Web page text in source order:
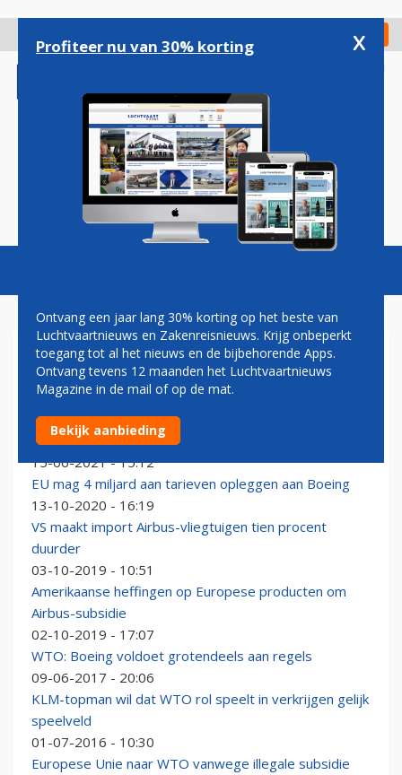
gaan
Check in
Magazine Podcasts Vacatures
WTO
EU en VS begraven strijdbijl in dispuut over subsidies
aan Airbus en Boeing
15-06-2021 - 15:12
EU mag 4 miljard aan tarieven opleggen aan Boeing
13-10-2020 - 16:19
VS maakt import Airbus-vliegtuigen tien procent
duurder
03-10-2019 - 10:51
Amerikaanse heffingen op Europese producten om
Airbus-subsidie
02-10-2019 - 17:07
WTO: Boeing voldoet grotendeels aan regels
09-06-2017 - 20:06
KLM-topman wil dat WTO rol speelt in verkrijgen gelijk
speelveld
01-07-2016 - 10:30
Europese Unie naar WTO vanwege illegale subsidie
Profiteer nu van 30% korting x
Ontvang een jaar lang 30% korting op het beste van
Luchtvaartnieuws en Zakenreisnieuws. Krijg onbeperkt
toegang tot al het nieuws en de bijbehorende Apps.
Ontvang tevens 12 maanden het Luchtvaartnieuws
Magazine in de mail of op de mat.
Bekijk aanbieding